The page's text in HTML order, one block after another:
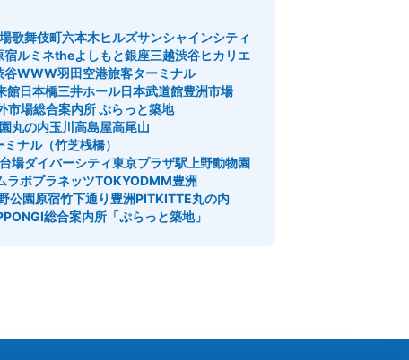
歌舞伎町六本木ヒルズサンシャインシティ
宿ルミネtheよしもと銀座三越渋谷ヒカリエ
谷WWW羽田空港旅客ターミナル
館日本橋三井ホール日本武道館豊洲市場
市場総合案内所 ぷらっと築地
丸の内玉川高島屋高尾山
ナル（竹芝桟橋）
場ダイバーシティ東京プラザ駅 上野動物園
ラボプラネッツTOKYODMM豊洲
野公園原宿竹下通り 豊洲PITKITTE丸の内
総合案内所「ぷらっと築地」